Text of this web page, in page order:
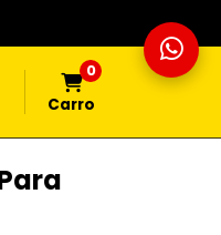
0
Carro